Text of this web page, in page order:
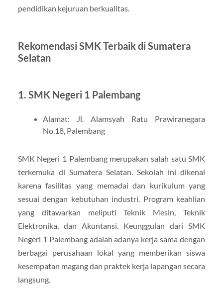
pendidikan kejuruan berkualitas.
Rekomendasi SMK Terbaik di Sumatera
Selatan
1. SMK Negeri 1 Palembang
Alamat: Jl. Alamsyah Ratu Prawiranegara
No.18, Palembang
SMK Negeri 1 Palembang merupakan salah satu SMK
terkemuka di Sumatera Selatan. Sekolah ini dikenal
karena fasilitas yang memadai dan kurikulum yang
sesuai dengan kebutuhan industri. Program keahlian
yang ditawarkan meliputi Teknik Mesin, Teknik
Elektronika, dan Akuntansi. Keunggulan dari SMK
Negeri 1 Palembang adalah adanya kerja sama dengan
berbagai perusahaan lokal yang memberikan siswa
kesempatan magang dan praktek kerja lapangan secara
langsung.